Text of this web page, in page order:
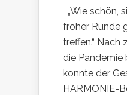
„Wie schön,
froher Runde
treffen.“ Nach
die Pandemie
konnte der
HARMONIE-